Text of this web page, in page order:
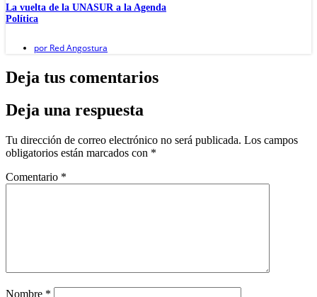
La vuelta de la UNASUR a la Agenda
Política
por Red Angostura
Deja tus comentarios
Deja una respuesta
Tu dirección de correo electrónico no será publicada. Los campos
obligatorios están marcados con *
Comentario *
Nombre *